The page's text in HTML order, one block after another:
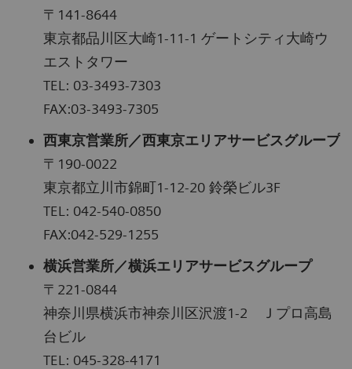
〒141-8644
東京都品川区大崎1-11-1 ゲートシティ大崎ウ
エストタワー
TEL: 03-3493-7303
FAX:03-3493-7305
西東京営業所／西東京エリアサービスグループ
〒190-0022
東京都立川市錦町1-12-20 鈴榮ビル3F
TEL: 042-540-0850
FAX:042-529-1255
横浜営業所／横浜エリアサービスグループ
〒221-0844
神奈川県横浜市神奈川区沢渡1-2 Ｊプロ高島
台ビル
TEL: 045-328-4171